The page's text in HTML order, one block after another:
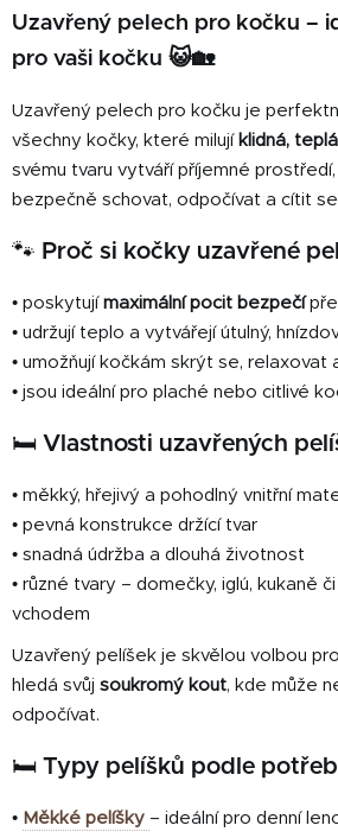
a
p
r
v
y
ý
i
s
u
v
Uzavřený pelech pro kočku –
pro vaši kočku 😺🏡
Uzavřený pelech pro kočku je
všechny kočky, které milují klidná,
svému tvaru vytváří příjemné
bezpečně schovat, odpočívat a cítit se
🐾 Proč si kočky uzavřené
• poskytují maximální pocit bezpečí
• udržují teplo a vytvářejí útulný,
• umožňují kočkám skrýt se, relaxovat
• jsou ideální pro plaché nebo citlivé
🛏️ Vlastnosti uzavřených
• měkký, hřejivý a pohodlný vnitřní
• pevná konstrukce držící tvar
• snadná údržba a dlouhá životnost
• různé tvary – domečky, iglú, kukaně
vchodem
Uzavřený pelíšek je skvělou volbou
hledá svůj soukromý kout, kde může
odpočívat.
🛏️ Typy pelíšků podle
• Měkké pelíšky – ideální pro denní